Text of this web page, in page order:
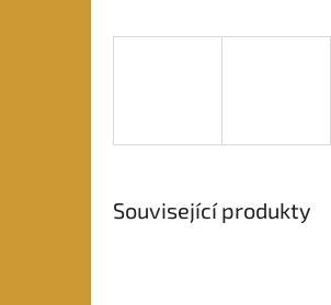
Související produkty